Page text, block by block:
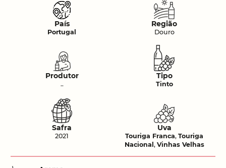
País
Portugal
Região
Douro
Produtor
..
Tipo
Tinto
Safra
2021
Uva
Touriga Franca, Touriga
Nacional , Vinhas Velhas